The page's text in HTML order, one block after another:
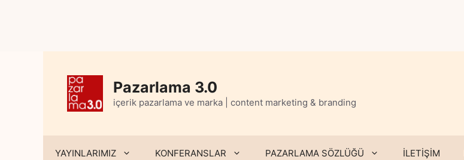
Pazarlama 3.0
içerik pazarlama ve marka | content marketing & branding
YAYINLARIMIZ KONFERANSLAR PAZARLAMA SÖZLÜĞÜ İLETİŞİM